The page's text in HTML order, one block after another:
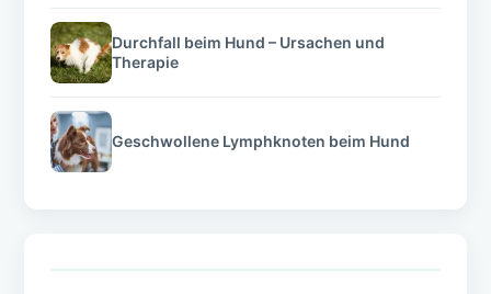
Durchfall beim Hund – Ursachen und
Therapie
Geschwollene Lymphknoten beim Hund